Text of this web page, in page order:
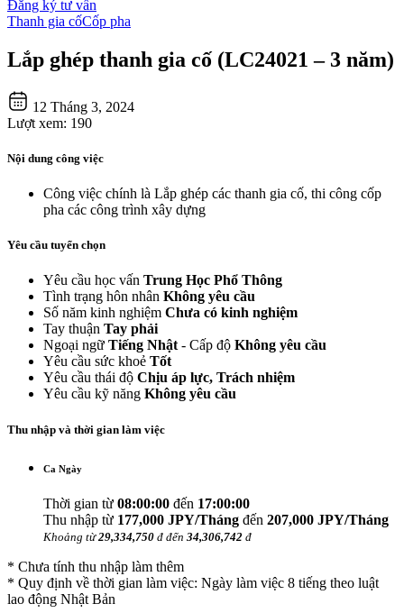
Đăng ký tư vấn
Thanh gia cốCốp pha
Lắp ghép thanh gia cố (LC24021 – 3 năm)
12 Tháng 3, 2024
Lượt xem: 190
Nội dung công việc
Công việc chính là Lắp ghép các thanh gia cố, thi công cốp
pha các công trình xây dựng
Yêu cầu tuyển chọn
Yêu cầu học vấn Trung Học Phổ Thông
Tình trạng hôn nhân Không yêu cầu
Số năm kinh nghiệm Chưa có kinh nghiệm
Tay thuận Tay phải
Ngoại ngữ Tiếng Nhật - Cấp độ Không yêu cầu
Yêu cầu sức khoẻ Tốt
Yêu cầu thái độ Chịu áp lực, Trách nhiệm
Yêu cầu kỹ năng Không yêu cầu
Thu nhập và thời gian làm việc
Ca Ngày
Thời gian từ 08:00:00 đến 17:00:00
Thu nhập từ 177,000 JPY/Tháng đến 207,000 JPY/Tháng
Khoảng từ29,334,750 đ đến 34,306,742 đ
* Chưa tính thu nhập làm thêm
* Quy định về thời gian làm việc: Ngày làm việc 8 tiếng theo luật
lao động Nhật Bản